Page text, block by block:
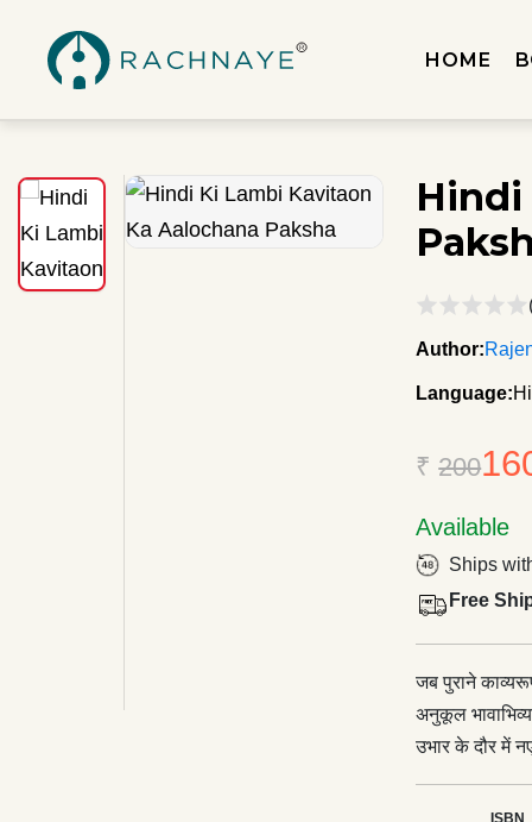
HOME
Hindi
Author:
Language:
₹200
Available
Ships
Free
जब पुराने
अनुकूल
उभार के दौर में
नई संरचनाएँISBN